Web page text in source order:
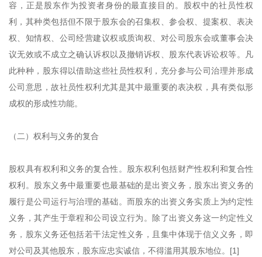
容，正是股东作为投资者身份的最直接目的。股权中的社员性权
利，其种类包括但不限于股东会的召集权、参会权、提案权、表决
权、知情权、公司经营建议权或质询权、对公司股东会或董事会决
议无效或不成立之确认诉权以及撤销诉权、股东代表诉讼权等。凡
此种种，股东得以借助这些社员性权利，充分参与公司治理并形成
公司意思，故社员性权利尤其是其中最重要的表决权，具有类似形
成权的形成性功能。
（二）权利与义务的复合
股权具有权利和义务的复合性。股东权利包括财产性权利和复合性
权利。股东义务中最重要也最基础的是出资义务，股东出资义务的
履行是公司运行与治理的基础。而股东的出资义务实质上为约定性
义务，其产生于章程和公司设立行为。除了出资义务这一约定性义
务，股东义务还包括若干法定性义务，且集中体现于信义义务，即
对公司及其他股东，股东应忠实诚信，不得滥用其股东地位。[1]